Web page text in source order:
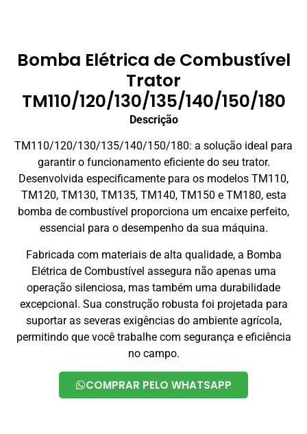
Bomba Elétrica de Combustível
Trator
TM110/120/130/135/140/150/180
Descrição
TM110/120/130/135/140/150/180: a solução ideal para
garantir o funcionamento eficiente do seu trator.
Desenvolvida especificamente para os modelos TM110,
TM120, TM130, TM135, TM140, TM150 e TM180, esta
bomba de combustível proporciona um encaixe perfeito,
essencial para o desempenho da sua máquina.
Fabricada com materiais de alta qualidade, a Bomba
Elétrica de Combustível assegura não apenas uma
operação silenciosa, mas também uma durabilidade
excepcional. Sua construção robusta foi projetada para
suportar as severas exigências do ambiente agrícola,
permitindo que você trabalhe com segurança e eficiência
no campo.
COMPRAR PELO WHATSAPP